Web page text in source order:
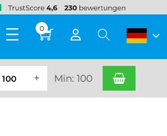
0
Min: 100